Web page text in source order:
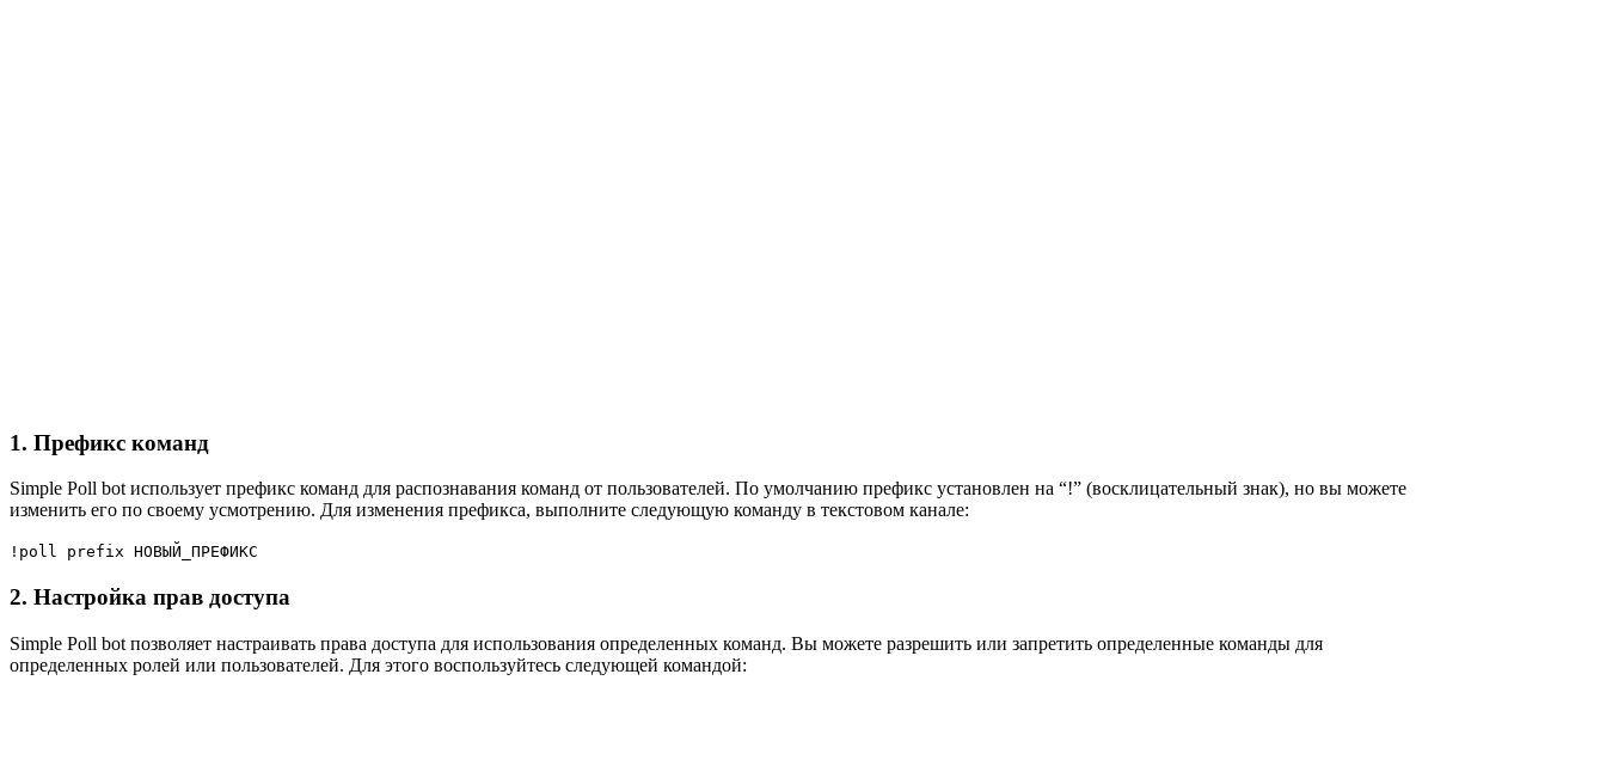
1. Префикс команд
Simple Poll bot использует префикс команд для распознавания команд от пользователей. По умолчанию префикс установлен на “!” (восклицательный знак), но вы можете
изменить его по своему усмотрению. Для изменения префикса, выполните следующую команду в текстовом канале:
!poll prefix НОВЫЙ_ПРЕФИКС
2. Настройка прав доступа
Simple Poll bot позволяет настраивать права доступа для использования определенных команд. Вы можете разрешить или запретить определенные команды для
определенных ролей или пользователей. Для этого воспользуйтесь следующей командой: